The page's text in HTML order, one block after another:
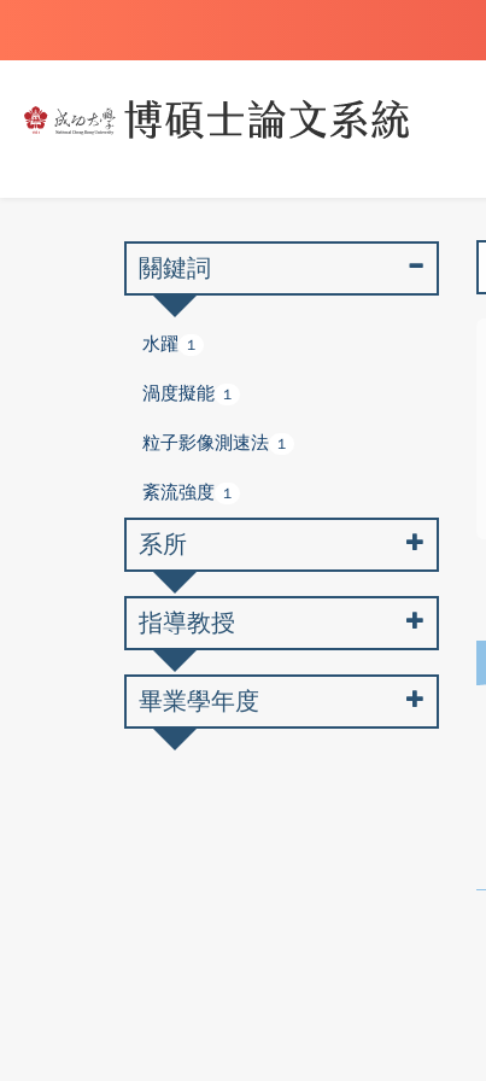
關鍵詞
水躍 1
渦度擬能 1
粒子影像測速法 1
紊流強度 1
系所
指導教授
畢業學年度